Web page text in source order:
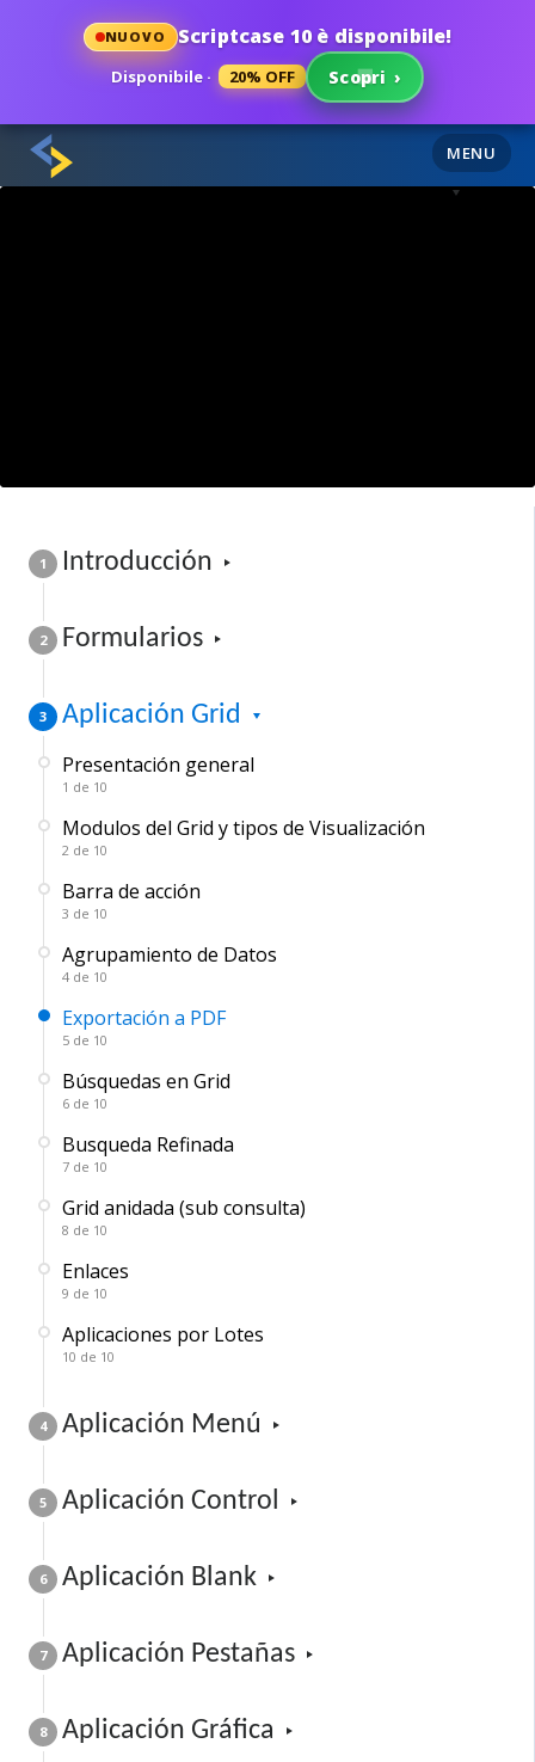
NUOVO Scriptcase 10 è disponibile!
Disponibile · 20% OFF Scopri ›
MENU
1 Introducción
2 F​ormularios
3 Aplicación ​G​rid
Presentación general
1 de 10
Modulos del Grid y tipos de Visualización
2 de 10
Barra de acción
3 de 10
Agrupamiento de Datos
4 de 10
Exportación a PDF
5 de 10
Búsquedas en Grid
6 de 10
Busqueda Refinada
7 de 10
Grid anidada (sub consulta)
8 de 10
Enlaces
9 de 10
Aplicaciones por Lotes
10 de 10
4 Aplicación Menú
5 Aplicación Control
6 Aplicación Blank
7 Aplicación Pestañas
8 Aplicación Gráfica